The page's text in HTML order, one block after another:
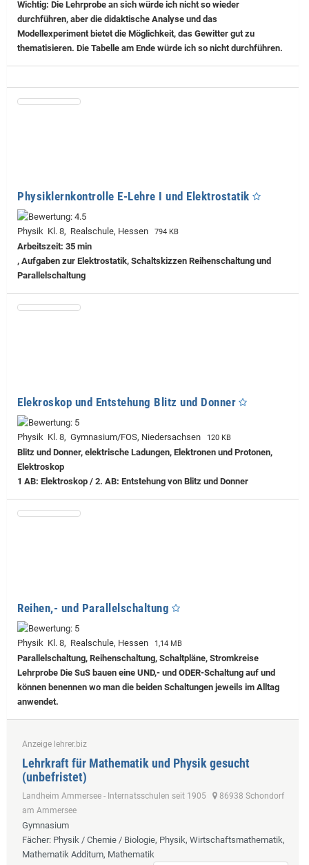
Wichtig: Die Lehrprobe an sich würde ich nicht so wieder
durchführen, aber die didaktische Analyse und das
Modellexperiment bietet die Möglichkeit, das Gewitter gut zu
thematisieren. Die Tabelle am Ende würde ich so nicht durchführen.
Physiklernkontrolle E-Lehre I und Elektrostatik
Physik Kl. 8, Realschule, Hessen 794 KB
Arbeitszeit: 35 min
, Aufgaben zur Elektrostatik, Schaltskizzen Reihenschaltung und
Parallelschaltung
Elekroskop und Entstehung Blitz und Donner
Physik Kl. 8, Gymnasium/FOS, Niedersachsen 120 KB
Blitz und Donner, elektrische Ladungen, Elektronen und Protonen,
Elektroskop
1 AB: Elektroskop / 2. AB: Entstehung von Blitz und Donner
Reihen,- und Parallelschaltung
Physik Kl. 8, Realschule, Hessen 1,14 MB
Parallelschaltung, Reihenschaltung, Schaltpläne, Stromkreise
Lehrprobe Die SuS bauen eine UND,- und ODER-Schaltung auf und
können benennen wo man die beiden Schaltungen jeweils im Alltag
anwendet.
Anzeige lehrer.biz
Lehrkraft für Mathematik und Physik gesucht
(unbefristet)
Landheim Ammersee - Internatsschulen seit 1905
86938 Schondorf
am Ammersee
Gymnasium
Fächer: Physik / Chemie / Biologie, Physik, Wirtschaftsmathematik,
Mathematik Additum, Mathematik